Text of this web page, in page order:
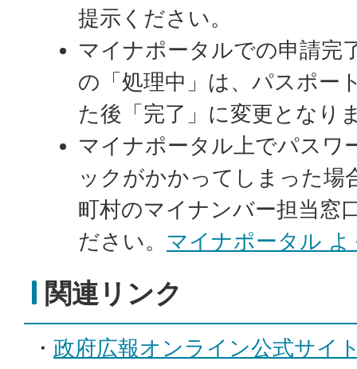
提示ください。
マイナポータルでの申請完
の「処理中」は、パスポー
た後「完了」に変更となり
マイナポータル上でパスワ
ックがかかってしまった場
町村のマイナンバー担当窓
ださい。 マイナポータル
関連リンク
・ 政府広報オンライン公式サイ